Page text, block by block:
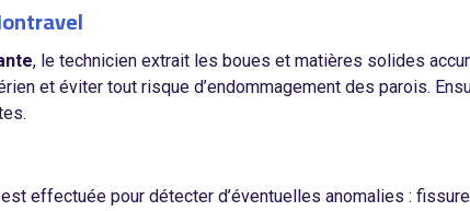
, le technicien extrait les boues et matières solides
et éviter tout risque d’endommagement des parois.
est effectuée pour détecter d’éventuelles anomalies :